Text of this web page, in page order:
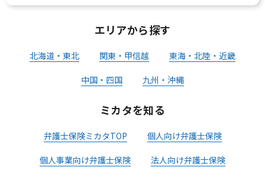
エリアから探す
北海道・東北 関東・甲信越 東海・北陸・近畿
中国・四国 九州・沖縄
ミカタを知る
弁護士保険ミカタTOP 個人向け弁護士保険
個人事業向け弁護士保険 法人向け弁護士保険